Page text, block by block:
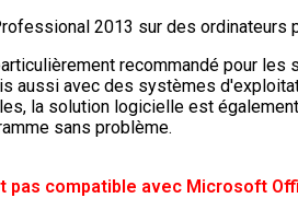
2013 sur des ordinateurs
recommandé pour
aussi avec des systèmes
la solution logicielle est
sans problème.
pas compatible avec Microsoft